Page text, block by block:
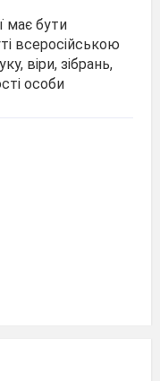
має бути
всеросійською
віри, зібрань,
особи